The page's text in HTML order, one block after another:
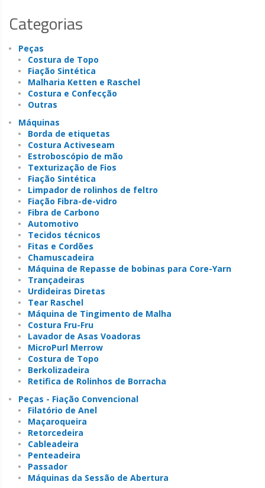
Categorias
Peças
Costura de Topo
Fiação Sintética
Malharia Ketten e Raschel
Costura e Confecção
Outras
Máquinas
Borda de etiquetas
Costura Activeseam
Estroboscópio de mão
Texturização de Fios
Fiação Sintética
Limpador de rolinhos de feltro
Fiação Fibra-de-vidro
Fibra de Carbono
Automotivo
Tecidos técnicos
Fitas e Cordões
Chamuscadeira
Máquina de Repasse de bobinas para Core-Yarn
Trançadeiras
Urdideiras Diretas
Tear Raschel
Máquina de Tingimento de Malha
Costura Fru-Fru
Lavador de Asas Voadoras
MicroPurl Merrow
Costura de Topo
Berkolizadeira
Retifica de Rolinhos de Borracha
Peças - Fiação Convencional
Filatório de Anel
Maçaroqueira
Retorcedeira
Cableadeira
Penteadeira
Passador
Máquinas da Sessão de Abertura